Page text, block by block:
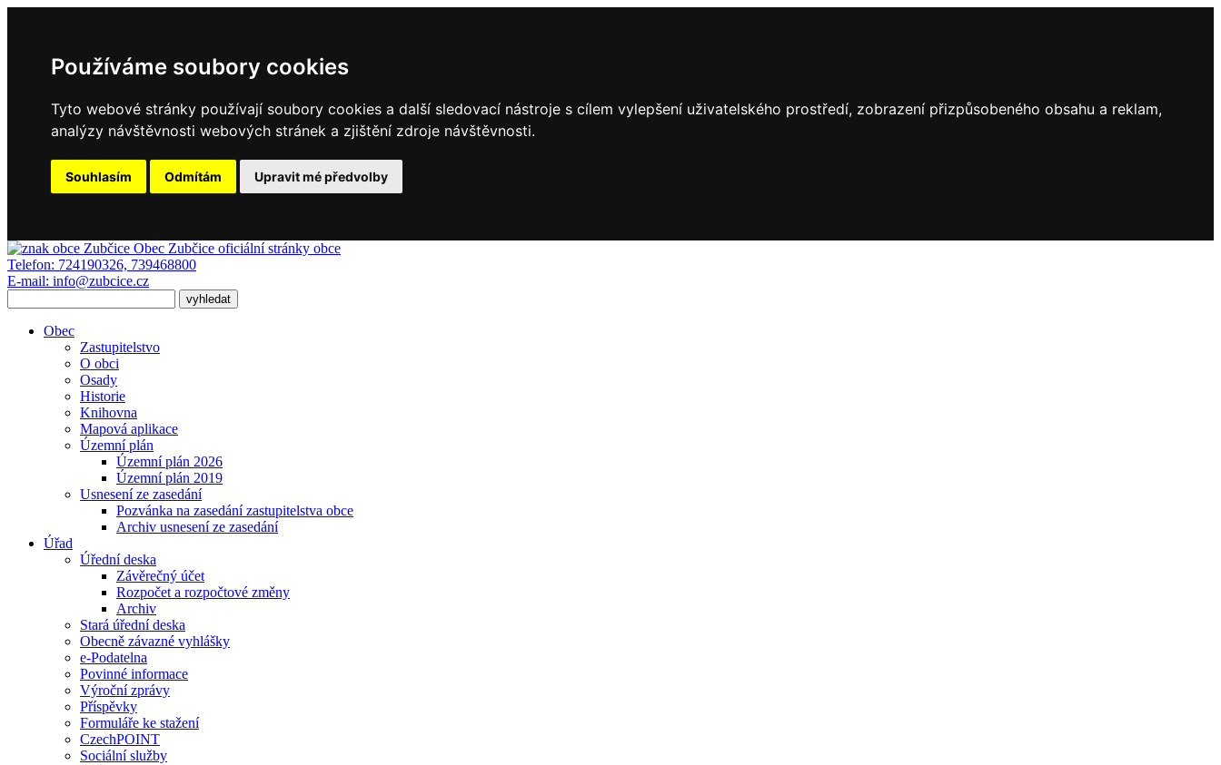
Používáme soubory cookies
Tyto webové stránky používají soubory cookies a další sledovací nástroje s cílem vylepšení uživatelského prostředí, zobrazení přizpůsobeného obsahu a reklam,
analýzy návštěvnosti webových stránek a zjištění zdroje návštěvnosti.
Souhlasím Odmítám Upravit mé předvolby
Obec Zubčice oficiální stránky obce
Telefon: 724190326, 739468800
E-mail: info@zubcice.cz
Obec
Zastupitelstvo
O obci
Osady
Historie
Knihovna
Mapová aplikace
Územní plán
Územní plán 2026
Územní plán 2019
Usnesení ze zasedání
Pozvánka na zasedání zastupitelstva obce
Archiv usnesení ze zasedání
Úřad
Úřední deska
Závěrečný účet
Rozpočet a rozpočtové změny
Archiv
Stará úřední deska
Obecně závazné vyhlášky
e-Podatelna
Povinné informace
Výroční zprávy
Příspěvky
Formuláře ke stažení
CzechPOINT
Sociální služby